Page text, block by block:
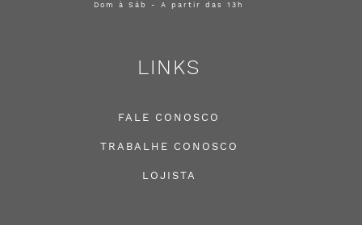
Dom à Sáb - A partir das 13h
LINKS
FALE CONOSCO
TRABALHE CONOSCO
LOJISTA